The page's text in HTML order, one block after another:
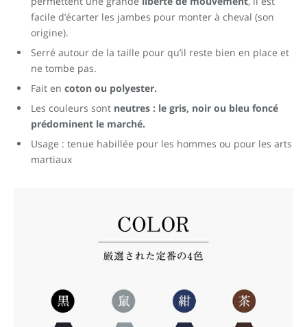
facile d’écarter les jambes pour monter à cheval (son
origine).
Serré autour de la taille pour qu’il reste bien en place et
ne tombe pas.
Fait en coton ou polyester.
Les couleurs sont neutres : le gris, noir ou bleu foncé
prédominent le marché.
Usage : tenue habillée pour les hommes ou pour les arts
martiaux